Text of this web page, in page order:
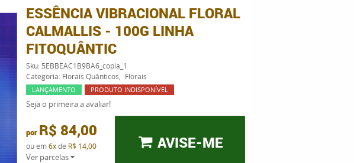
ESSÊNCIA VIBRACIONAL FLORAL
CALMALLIS - 100G LINHA
FITOQUÂNTIC
Sku: 5EBBEAC1B9BA6_copia_1
Categoria: Florais Quânticos Florais
LANÇAMENTO PRODUTO INDISPONÍVEL
Seja o primeira a avaliar!
por R$ 84,00
ou em6xde R$ 14,00
Ver parcelas
AVISE-ME